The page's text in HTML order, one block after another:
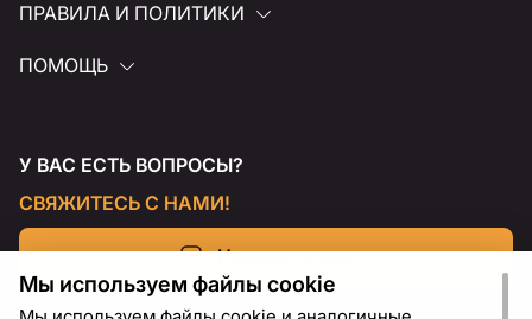
ПРАВИЛА И ПОЛИТИКИ
ПОМОЩЬ
У ВАС ЕСТЬ ВОПРОСЫ?
СВЯЖИТЕСЬ С НАМИ!
Напишите нам
Мы используем файлы cookie